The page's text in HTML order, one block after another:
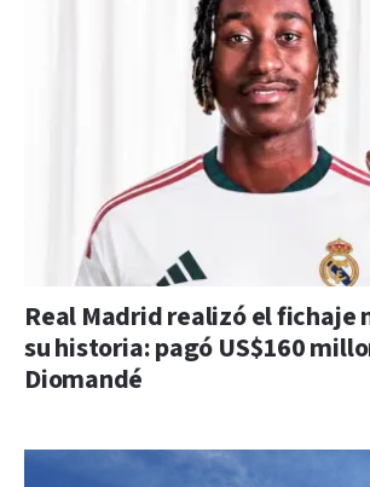
Real Madrid realizó el fichaje
su historia: pagó US$160
Diomandé